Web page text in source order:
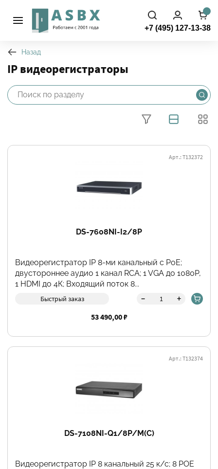
+7 (495) 127-13-38
Назад
IP видеорегистраторы
DS-7608NI-I2/8P
Арт.: Т132372
Видеорегистратор IP 8-ми канальный c PoE;
двустороннее аудио 1 канал RCA; 1 VGA до 1080Р,
1 HDMI до 4К; Входящий поток 8...
Быстрый заказ - +
53 490,00 ₽
DS-7108NI-Q1/8P/M(C)
Арт.: Т132374
Видеорегистратор IP 8 канальный 25 к/с; 8 POE